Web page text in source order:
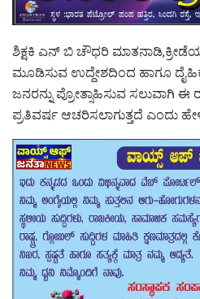
ಶಿಕ್ಷಕಿ ಎನ್ ಬಿ ಚೌಧರಿ
ಮೂಡಿಸುವ ಉದ್ದೇಶದಿಂದ ಹಾಗೂ
ಜನರನ್ನು ಪ್ರೋತ್ಸಾಹಿಸುವ ಸಲುವಾಗಿ ಈ
ಪ್ರತಿವರ್ಷ ಆಚರಿಸಲಾಗುತ್ತದೆ ಎಂದು